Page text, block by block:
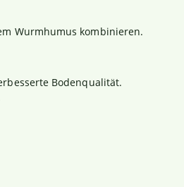
Wurmhumus kombinieren.
Bodenqualität.